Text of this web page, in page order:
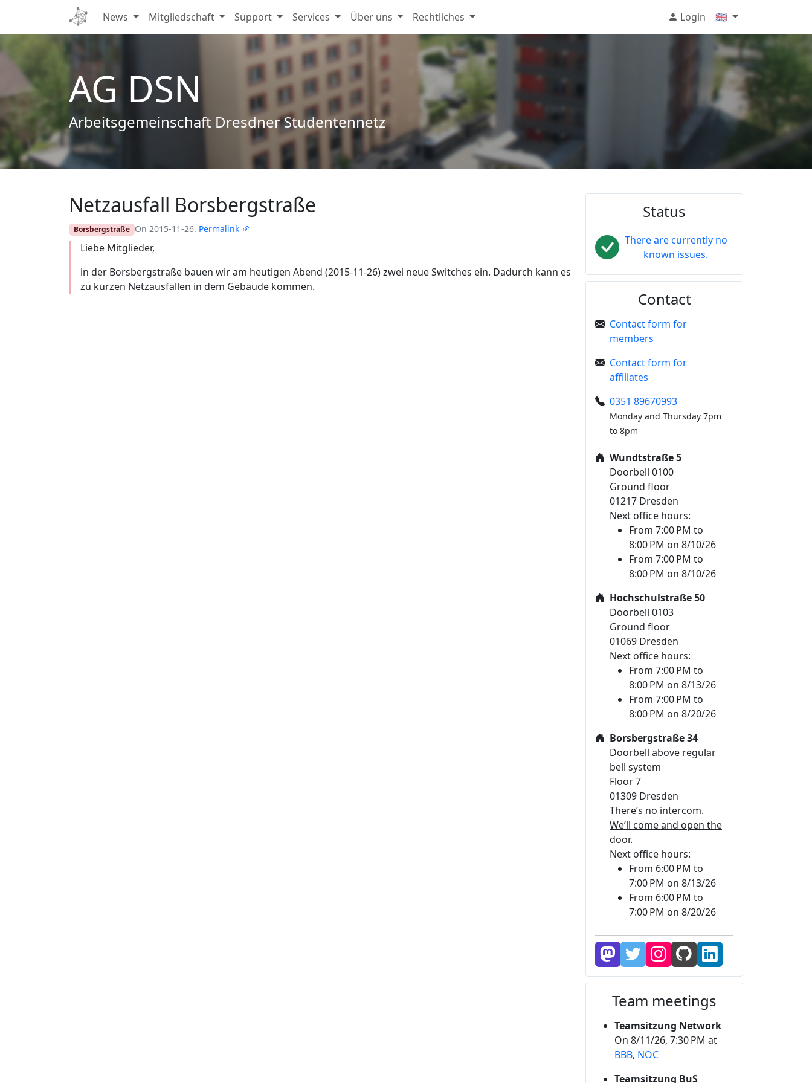
News Mitgliedschaft Support Services Über uns Rechtliches Login 🇬🇧
AG DSN
Arbeitsgemeinschaft Dresdner Studentennetz
Edit
Netzausfall Borsbergstraße
Borsbergstraße On 2015-11-26. Permalink
Liebe Mitglieder,
in der Borsbergstraße bauen wir am heutigen Abend (2015-11-26) zwei neue Switches ein. Dadurch kann es
zu kurzen Netzausfällen in dem Gebäude kommen.
Status
There are currently no
known issues.
Contact
Contact form for
members
Contact form for
affiliates
0351 89670993
Monday and Thursday 7pm
to 8pm
Wundtstraße 5
Doorbell 0100
Ground floor
01217 Dresden
Next office hours:
From 7:00 PM to
8:00 PM on 8/10/26
From 7:00 PM to
8:00 PM on 8/10/26
Hochschulstraße 50
Doorbell 0103
Ground floor
01069 Dresden
Next office hours:
From 7:00 PM to
8:00 PM on 8/13/26
From 7:00 PM to
8:00 PM on 8/20/26
Borsbergstraße 34
Doorbell above regular
bell system
Floor 7
01309 Dresden
There’s no intercom.
We’ll come and open the
door.
Next office hours:
From 6:00 PM to
7:00 PM on 8/13/26
From 6:00 PM to
7:00 PM on 8/20/26
Team meetings
Teamsitzung Network
On 8/11/26, 7:30 PM at
BBB, NOC
Teamsitzung BuS